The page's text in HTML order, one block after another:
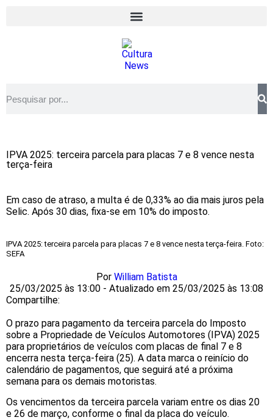
IPVA 2025: terceira parcela para placas 7 e 8 vence nesta
terça-feira
Em caso de atraso, a multa é de 0,33% ao dia mais juros pela
Selic. Após 30 dias, fixa-se em 10% do imposto.
IPVA 2025: terceira parcela para placas 7 e 8 vence nesta terça-feira. Foto:
SEFA
Por William Batista
25/03/2025 às 13:00 - Atualizado em 25/03/2025 às 13:08
Compartilhe:
O prazo para pagamento da terceira parcela do Imposto
sobre a Propriedade de Veículos Automotores (IPVA) 2025
para proprietários de veículos com placas de final 7 e 8
encerra nesta terça-feira (25). A data marca o reinício do
calendário de pagamentos, que seguirá até a próxima
semana para os demais motoristas.
Os vencimentos da terceira parcela variam entre os dias 20
e 26 de março, conforme o final da placa do veículo.